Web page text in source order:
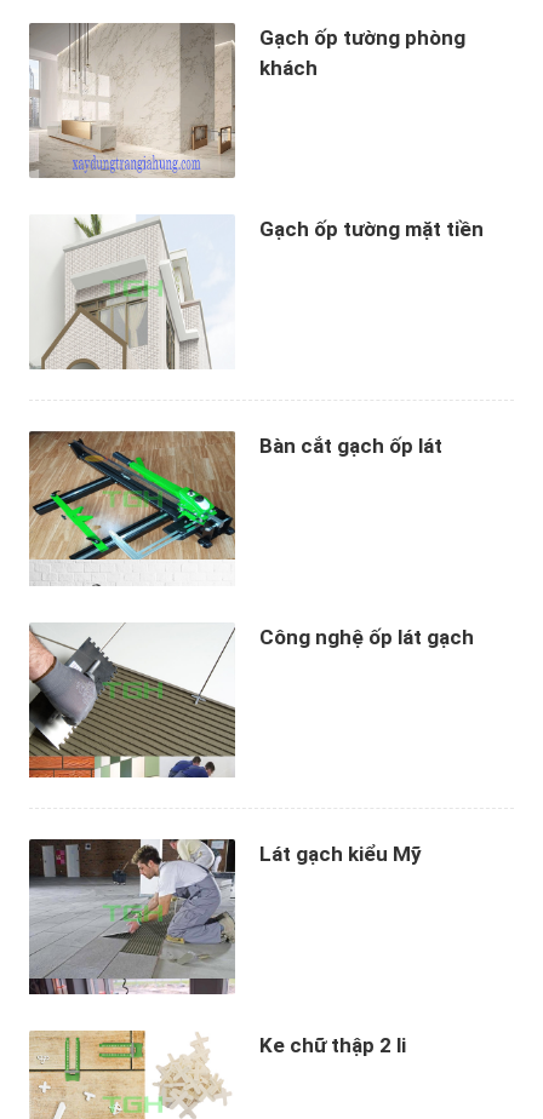
Gạch ốp tường phòng
khách
Gạch ốp tường mặt tiền
Bàn cắt gạch ốp lát
Công nghệ ốp lát gạch
Lát gạch kiểu Mỹ
Ke chữ thập 2 li